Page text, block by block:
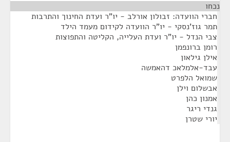
נכחו
חברי הוועדה: זבולון אורלב - יו"ר ועדת החינוך והתרבות
תמר גוז'נסקי - יו"ר הוועדה לקידום מעמד הילד
צבי הנדל - יו"ר ועדת העלייה, הקליטה והתפוצות
רומן ברונפמן
אילן גילאון
עבד-אלמלאכ דהאמשה
שמואל הלפרט
אבשלום וילן
אמנון כהן
גנדי ריגר
יורי שטרן